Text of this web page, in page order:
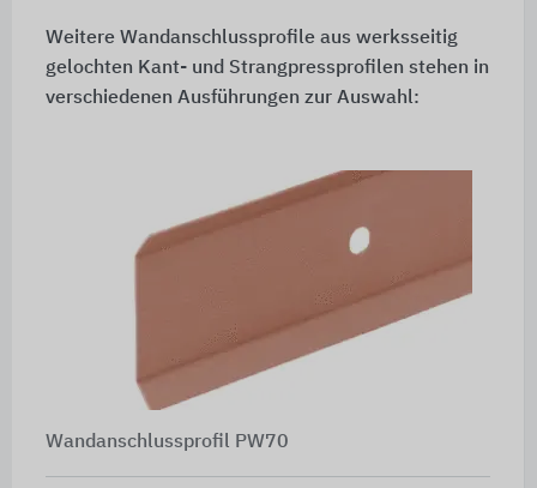
Weitere Wandanschlussprofile aus werksseitig
gelochten Kant- und Strangpressprofilen stehen in
verschiedenen Ausführungen zur Auswahl:
Wandanschlussprofil PW70